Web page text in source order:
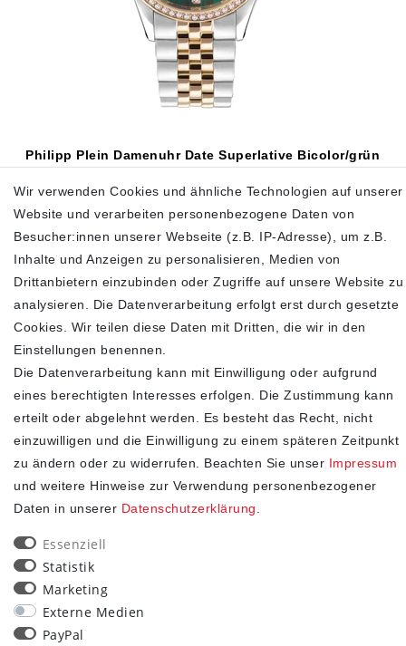
Philipp Plein Damenuhr Date Superlative Bicolor/grün
390,00 € 339,00 €
inkl. ges. MwSt.zzgl. Versandkosten
In den Warenkorb
SHOP
Impressum
Daten­schutz­erklärung
AGB
Widerrufs­recht
Kontakt
Vertrag widerrufen
STAY CONNECTED
Wir verwenden Cookies und ähnliche Technologien auf unserer
Website und verarbeiten personenbezogene Daten von
Besucher:innen unserer Webseite (z.B. IP-Adresse), um z.B.
Inhalte und Anzeigen zu personalisieren, Medien von
Drittanbietern einzubinden oder Zugriffe auf unsere Website zu
analysieren. Die Datenverarbeitung erfolgt erst durch gesetzte
Cookies. Wir teilen diese Daten mit Dritten, die wir in den
Einstellungen benennen.
Die Datenverarbeitung kann mit Einwilligung oder aufgrund
eines berechtigten Interesses erfolgen. Die Zustimmung kann
erteilt oder abgelehnt werden. Es besteht das Recht, nicht
einzuwilligen und die Einwilligung zu einem späteren Zeitpunkt
zu ändern oder zu widerrufen. Beachten Sie unser Impressum
und weitere Hinweise zur Verwendung personenbezogener
Daten in unserer Daten­schutz­erklärung
Essenziell
Statistik
Marketing
Externe Medien
PayPal